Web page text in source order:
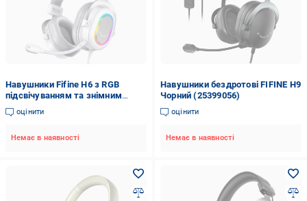
Навушники Fifine H6 з RGB
підсвічуванням та знімним
мікрофоном White
оцінити
Немає в наявності
Навушники бездротові FIFINE H9
Чорний (25399056)
оцінити
Немає в наявності